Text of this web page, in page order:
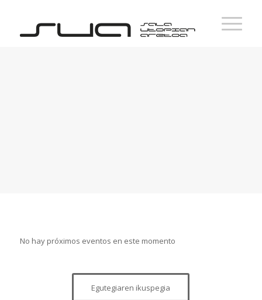
No hay próximos eventos en este momento
Egutegiaren ikuspegia